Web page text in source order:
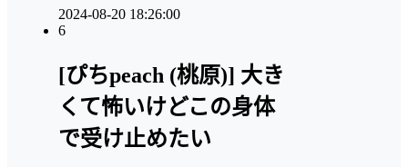
2024-08-20 18:26:00
6
[ぴちpeach (桃原)] 大き
くて怖いけどこの身体
で受け止めたい